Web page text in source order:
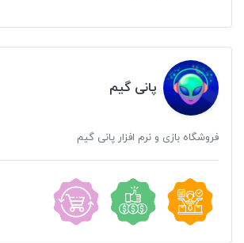
پانی گیم
فروشگاه بازی و نرم افزار پانی گیم